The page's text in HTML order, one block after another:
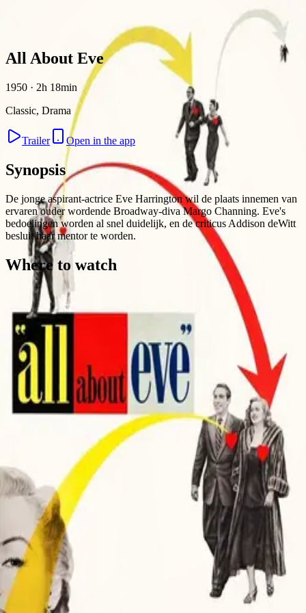
All About Eve
1950 · 2h 18min
Classic, Drama
Trailer Open in the app
Synopsis
De jonge aspirant-actrice Eve Harrington wil de plaats innemen van
ervaren ouder wordende Broadway-diva Margo Channing. Eve's
bedoelingen worden al snel duidelijk, en de criticus Addison deWitt
besluit haar mentor te worden.
Where to watch
ContactFeedback
©2026 Byoscoop·a product of Boydroid B.V.